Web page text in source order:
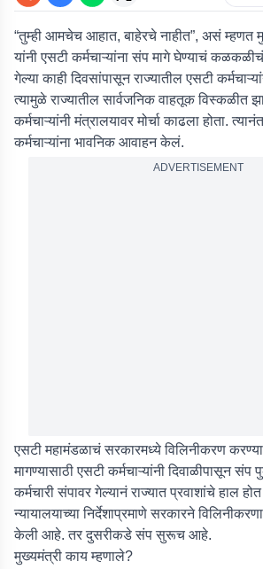
“तुम्ही आमचेच आहात, बाहेरचे नाहीत”, असं म्हणत
यांनी एसटी कर्मचाऱ्यांना संप मागे घेण्याचं
गेल्या काही दिवसांपासून राज्यातील एसटी
त्यामुळे राज्यातील सार्वजनिक वाहतूक
कर्मचाऱ्यांनी मंत्रालयावर मोर्चा काढला होता.
कर्मचाऱ्यांना भावनिक आवाहन केलं.
ADVERTISEMENT
एसटी महामंडळाचं सरकारमध्ये विलिनीकरण
मागण्यासाठी एसटी कर्मचाऱ्यांनी दिवाळीपासून
कर्मचारी संपावर गेल्यानं राज्यात प्रवाशांचे हाल
न्यायालयाच्या निर्देशाप्रमाणे सरकारने
केली आहे. तर दुसरीकडे संप सुरूच आहे.
मुख्यमंत्री काय म्हणाले?